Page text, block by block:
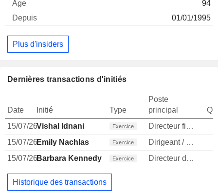
94
01/01/1995
Plus d'insiders
Dernières transactions d'initiés
Date Initié Type
Poste
principal
15/07/26Vishal Idnani Exercice
Directeur financier
15/07/26Emily Nachlas Exercice
Dirigeant / cadre principal
15/07/26Barbara Kennedy Exercice Directeur des ressources humaines
Historique des transactions